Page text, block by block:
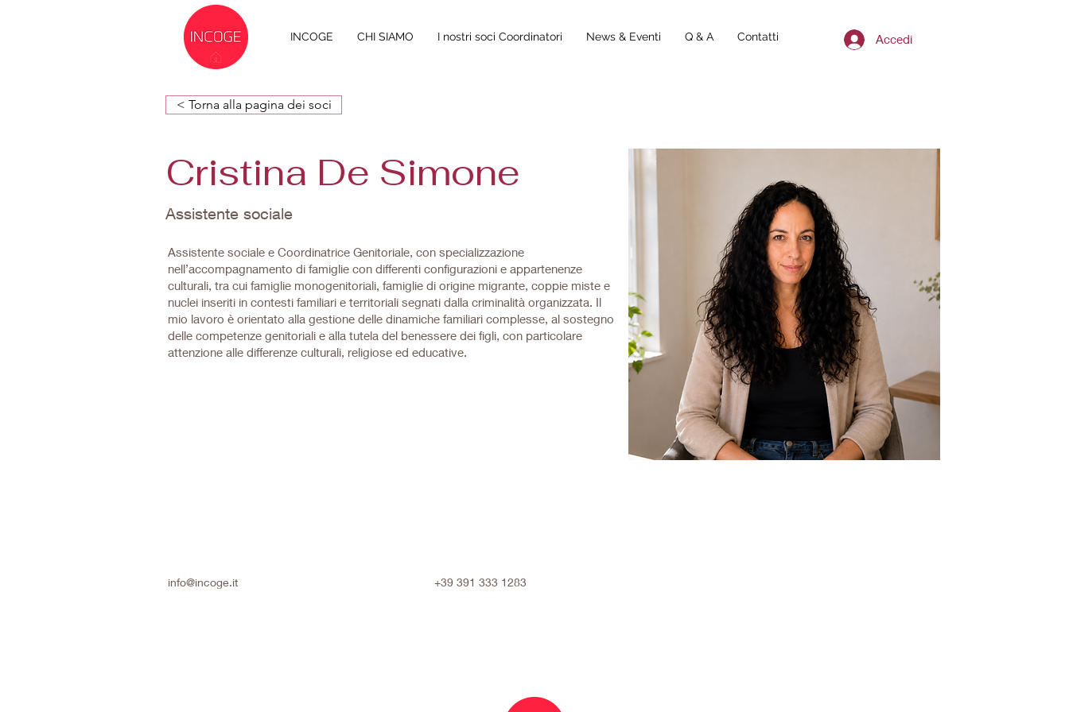
INCOGE CHI SIAMO I nostri soci Coordinatori News & Eventi Q & A Contatti Accedi
< Torna alla pagina dei soci
Cristina De Simone
Assistente sociale
Assistente sociale e Coordinatrice Genitoriale, con specializzazione
nell’accompagnamento di famiglie con differenti configurazioni e appartenenze
culturali, tra cui famiglie monogenitoriali, famiglie di origine migrante, coppie miste e
nuclei inseriti in contesti familiari e territoriali segnati dalla criminalità organizzata. Il
mio lavoro è orientato alla gestione delle dinamiche familiari complesse, al sostegno
delle competenze genitoriali e alla tutela del benessere dei figli, con particolare
attenzione alle differenze culturali, religiose ed educative.
info@incoge.it +39 391 333 1283